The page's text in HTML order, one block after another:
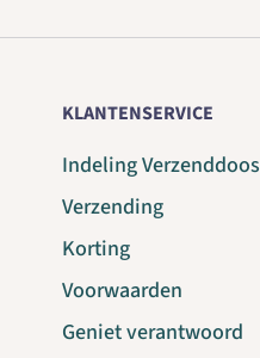
KLANTENSERVICE
Indeling Verzenddoos
Verzending
Korting
Voorwaarden
Geniet verantwoord